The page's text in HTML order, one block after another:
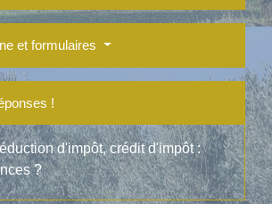
et formulaires
!
d'impôt, crédit d'impôt :
?